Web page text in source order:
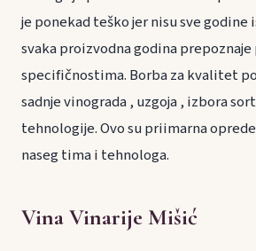
je ponekad teško jer nisu sve godine
svaka proizvodna godina prepoznaje
specifičnostima. Borba za kvalitet
sadnje vinograda , uzgoja , izbora
tehnologije. Ovo su priimarna
naseg tima i tehnologa.
Vina Vinarije Mišić